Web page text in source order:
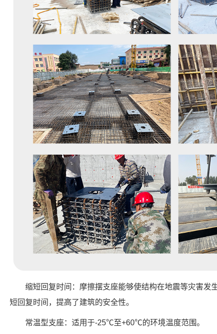
缩短回复时间：摩擦摆支座能够使结构在地震等灾害发
短回复时间，提高了建筑的安全性。
常温型支座：适用于-25℃至+60℃的环境温度范围。